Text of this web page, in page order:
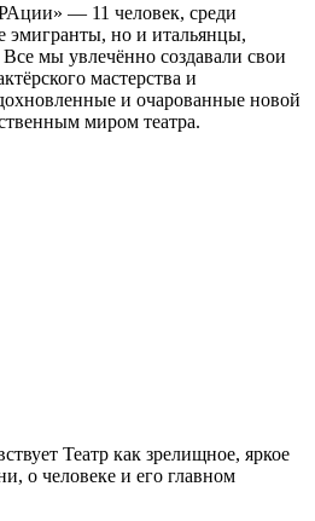
— 11 человек, среди
эмигранты, но и итальянцы,
мы увлечённо создавали свои
мастерства и
и очарованные новой
миром театра.
Театр как зрелищное, яркое
о человеке и его главном